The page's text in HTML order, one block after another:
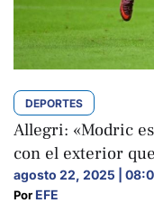
DEPORTES
Allegri: «Modric
con el exterior
agosto 22, 2025 |
Por EFE